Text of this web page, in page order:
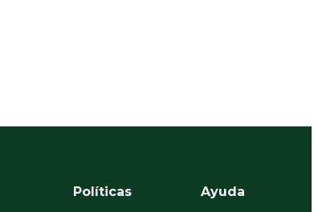
Políticas Ayuda